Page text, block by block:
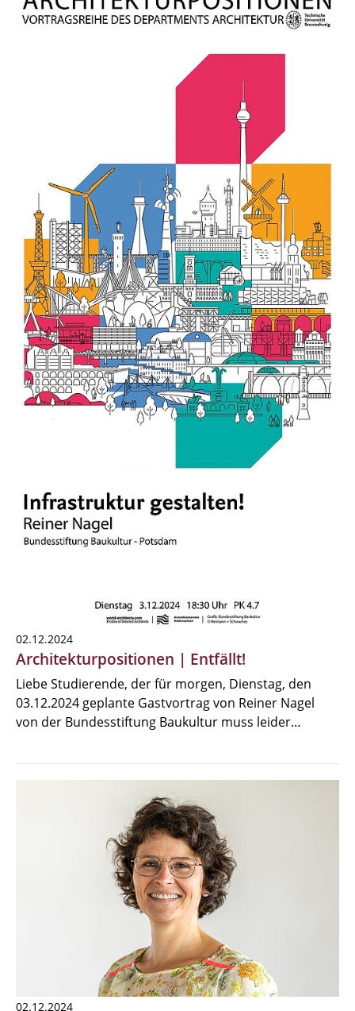
02.12.2024
Architekturpositionen | Entfällt!
Liebe Studierende, der für morgen, Dienstag, den
03.12.2024 geplante Gastvortrag von Reiner Nagel
von der Bundesstiftung Baukultur muss leider…
02.12.2024